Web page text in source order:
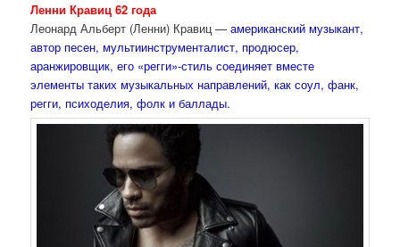
Ленни Кравиц 62 года
Леонард Альберт (Ленни) Кравиц —американский музыкант,
автор песен, мультиинструменталист, продюсер,
аранжировщик, его «регги»-стиль соединяет вместе
элементы таких музыкальных направлений, как соул, фанк,
регги, психоделия, фолк и баллады.